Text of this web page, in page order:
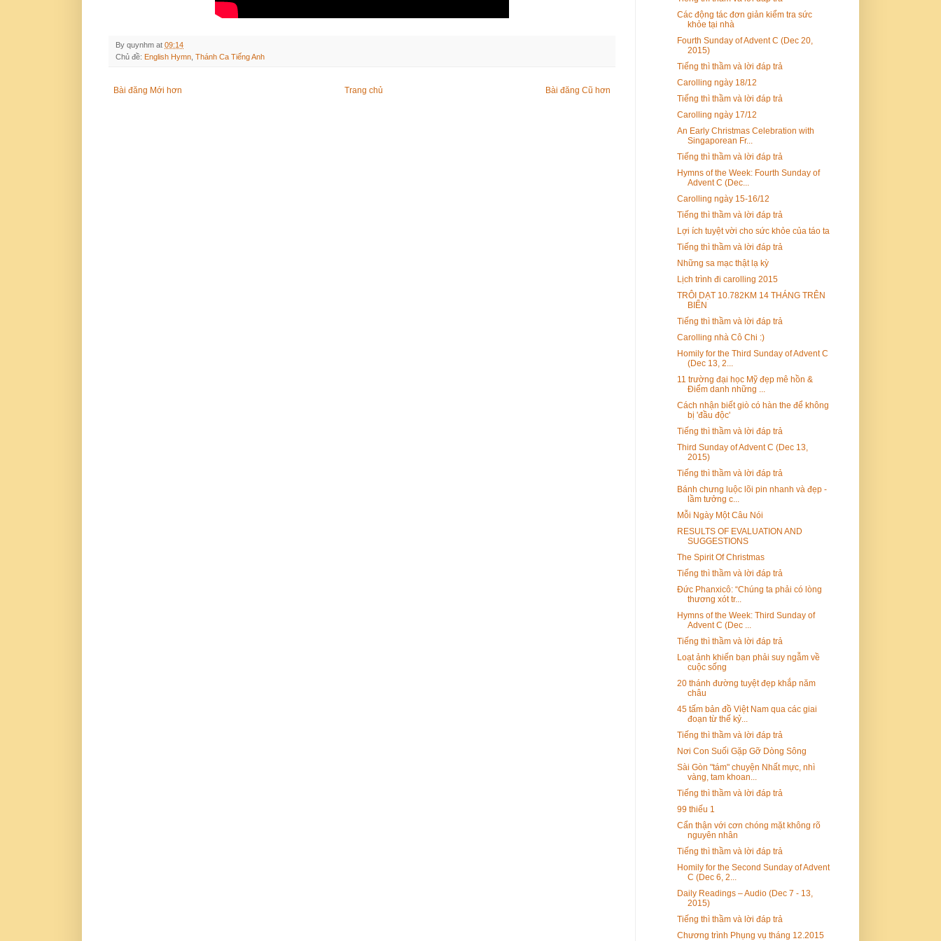
By quynhm at 09:14
Chủ đề: English Hymn Thánh Ca Tiếng Anh
Bài đăng Mới hơn Bài đăng Cũ hơn
Trang chủ
Các động tác đơn giản kiểm tra sức
khỏe tại nhà
Fourth Sunday of Advent C (Dec 20,
2015)
Tiếng thì thầm và lời đáp trả
Carolling ngày 18/12
Tiếng thì thầm và lời đáp trả
Carolling ngày 17/12
An Early Christmas Celebration with
Singaporean Fr...
Tiếng thì thầm và lời đáp trả
Hymns of the Week: Fourth Sunday of
Advent C (Dec...
Carolling ngày 15-16/12
Tiếng thì thầm và lời đáp trả
Lợi ích tuyệt vời cho sức khỏe của táo ta
Tiếng thì thầm và lời đáp trả
Những sa mạc thật lạ kỳ
Lịch trình đi carolling 2015
TRÔI DẠT 10.782KM 14 THÁNG TRÊN
BIỂN
Tiếng thì thầm và lời đáp trả
Carolling nhà Cô Chi :)
Homily for the Third Sunday of Advent C
(Dec 13, 2...
11 trường đại học Mỹ đẹp mê hồn &
Điểm danh những ...
Cách nhận biết giò có hàn the để không
bị 'đầu độc'
Tiếng thì thầm và lời đáp trả
Third Sunday of Advent C (Dec 13,
2015)
Tiếng thì thầm và lời đáp trả
Bánh chưng luộc lõi pin nhanh và đẹp -
lầm tưởng c...
Mỗi Ngày Một Câu Nói
RESULTS OF EVALUATION AND
SUGGESTIONS
The Spirit Of Christmas
Tiếng thì thầm và lời đáp trả
Đức Phanxicô: “Chúng ta phải có lòng
thương xót tr...
Hymns of the Week: Third Sunday of
Advent C (Dec ...
Tiếng thì thầm và lời đáp trả
Loạt ảnh khiến bạn phải suy ngẫm về
cuộc sống
20 thánh đường tuyệt đẹp khắp năm
châu
45 tấm bản đồ Việt Nam qua các giai
đoạn từ thế kỷ...
Tiếng thì thầm và lời đáp trả
Nơi Con Suối Gặp Gỡ Dòng Sông
Sài Gòn "tám" chuyện Nhất mực, nhì
vàng, tam khoan...
Tiếng thì thầm và lời đáp trả
99 thiếu 1
Cẩn thận với cơn chóng mặt không rõ
nguyên nhân
Tiếng thì thầm và lời đáp trả
Homily for the Second Sunday of Advent
C (Dec 6, 2...
Daily Readings – Audio (Dec 7 - 13,
2015)
Tiếng thì thầm và lời đáp trả
Chương trình Phụng vụ tháng 12.2015